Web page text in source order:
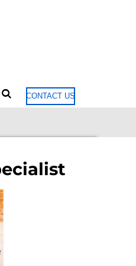
CONTACT US